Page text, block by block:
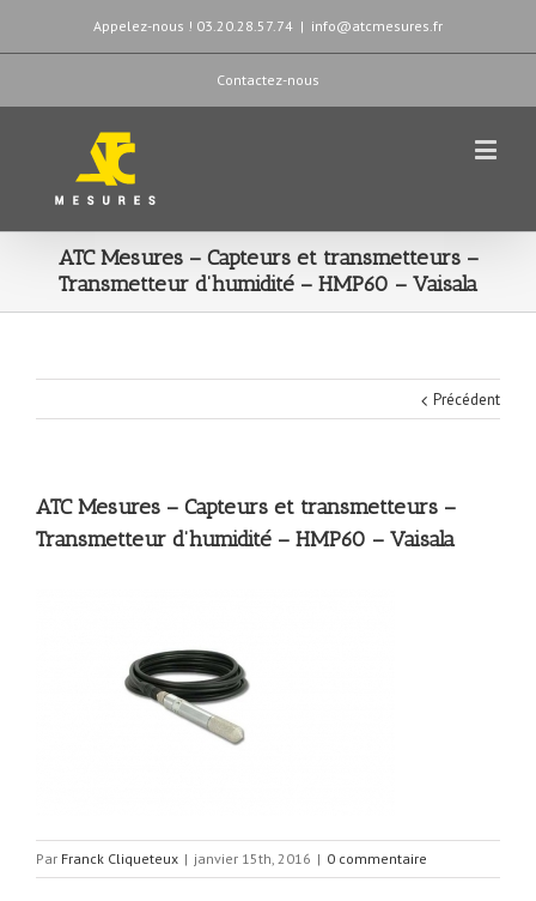
Appelez-nous ! 03.20.28.57.74 | info@atcmesures.fr
Contactez-nous
ATC Mesures – Capteurs et transmetteurs –
Transmetteur d’humidité – HMP60 – Vaisala
Précédent
ATC Mesures – Capteurs et transmetteurs –
Transmetteur d’humidité – HMP60 – Vaisala
Par Franck Cliqueteux | janvier 15th, 2016 | 0 commentaire